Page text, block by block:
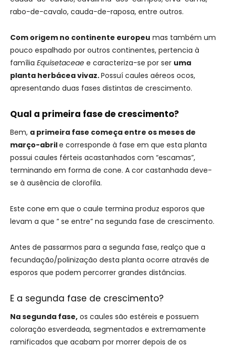
rabo-de-cavalo, cauda-de-raposa, entre outros.
Com origem no continente europeu mas também um
pouco espalhado por outros continentes, pertencia à
família Equisetaceae e caracteriza-se por ser uma
planta herbácea vivaz.Possuí caules aéreos ocos,
apresentando duas fases distintas de crescimento.
Qual a primeira fase de crescimento?
Bem, a primeira fase começa entre os meses de
março-abrile corresponde à fase em que esta planta
possui caules férteis acastanhados com “escamas”,
terminando em forma de cone. A cor castanhada deve-
se à ausência de clorofila.
Este cone em que o caule termina produz esporos que
levam a que ” se entre” na segunda fase de crescimento.
Antes de passarmos para a segunda fase, realço que a
fecundação/polinização desta planta ocorre através de
esporos que podem percorrer grandes distâncias.
E a segunda fase de crescimento?
Na segunda fase, os caules são estéreis e possuem
coloração esverdeada, segmentados e extremamente
ramificados que acabam por morrer depois de os